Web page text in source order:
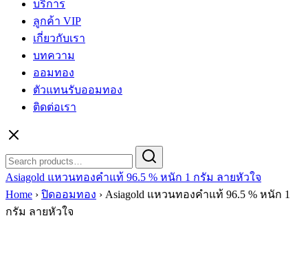
บริการ
ลูกค้า VIP
เกี่ยวกับเรา
บทความ
ออมทอง
ตัวแทนรับออมทอง
ติดต่อเรา
for:
Asiagold แหวนทองคำแท้ 96.5 % หนัก 1 กรัม ลายหัวใจ
Home › ปิดออมทอง › Asiagold แหวนทองคำแท้ 96.5 % หนัก 1
กรัม ลายหัวใจ